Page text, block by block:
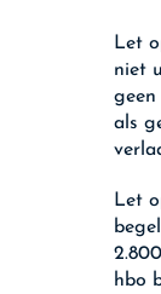
Let
niet
als
Let
hbo